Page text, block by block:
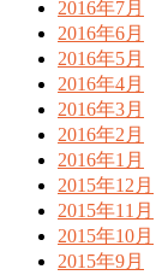
2016年7月
2016年6月
2016年5月
2016年4月
2016年3月
2016年2月
2016年1月
2015年12月
2015年11月
2015年10月
2015年9月